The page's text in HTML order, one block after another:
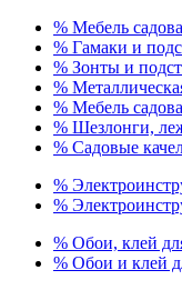
% Мебель
% Гамаки и
% Зонты и
%
% Мебель
% Шезлонги,
% Садовые
%
%
% Обои, клей
% Обои и клей